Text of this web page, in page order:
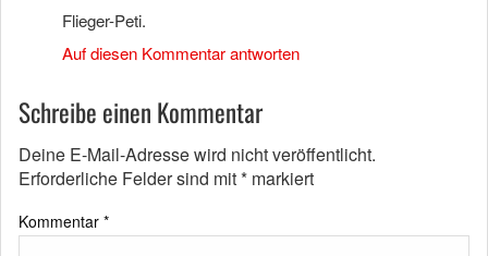
Flieger-Peti.
Auf diesen Kommentar antworten
Schreibe einen Kommentar
Deine E-Mail-Adresse wird nicht veröffentlicht.
Erforderliche Felder sind mit* markiert
Kommentar *